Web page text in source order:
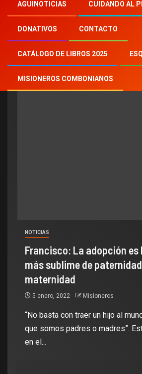
AGUINOTICIAS CUIDANDO AL
DONATIVOS CONTACTO
CATÁLOGO DE LIBROS 2025
MISIONEROS COMBONIANOS
Día:5 enero,
NOTICIAS
Francisco: La adopción es
más sublime de
maternidad
5 enero, 2022 Misioneros
“No basta con traer un hijo al
que somos padres o madres”.
en el...